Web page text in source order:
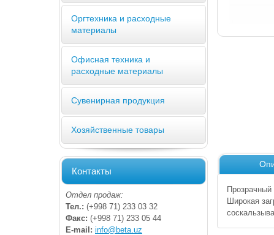
Оргтехника и расходные
материалы
Офисная техника и
расходные материалы
Сувенирная продукция
Хозяйственные товары
Контакты
Отдел продаж:
Тел.: (+998 71) 233 03 32
Факс: (+998 71) 233 05 44
E-mail: info@beta.uz
Прозрачный
Широкая